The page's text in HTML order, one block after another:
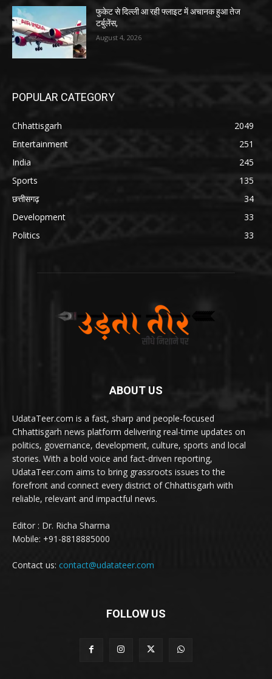
फुकेट से दिल्ली आ रही फ्लाइट में अचानक हुआ तेज
टर्बुलेंस,
August 4, 2026
POPULAR CATEGORY
Chhattisgarh
2049
Entertainment
251
India
245
Sports
135
छत्तीसगढ़
34
Development
33
Politics
33
ABOUT US
UdataTeer.com is a fast, sharp and people-focused
Chhattisgarh news platform delivering real-time updates on
politics, governance, development, culture, sports and local
stories. With a bold voice and fact-driven reporting,
UdataTeer.com aims to bring grassroots issues to the
forefront and connect every district of Chhattisgarh with
reliable, relevant and impactful news.
Editor : Dr. Richa Sharma
Mobile: +91-8818885000
Contact us: contact@udatateer.com
FOLLOW US